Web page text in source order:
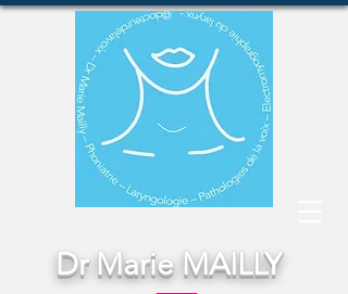
Dr Marie MAILLY